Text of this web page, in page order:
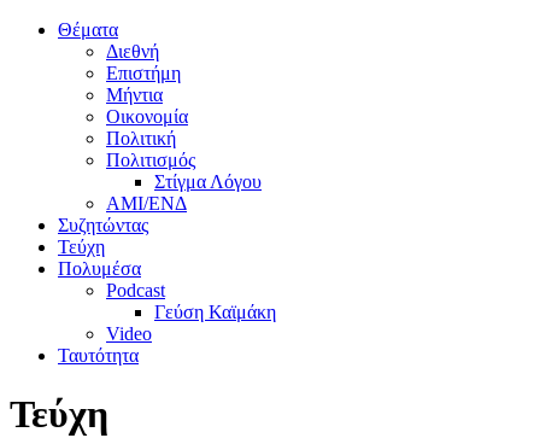
Θέματα
Διεθνή
Επιστήμη
Μήντια
Οικονομία
Πολιτική
Πολιτισμός
Στίγμα Λόγου
AMI/ΕΝΔ
Συζητώντας
Τεύχη
Πολυμέσα
Podcast
Γεύση Καϊμάκη
Video
Ταυτότητα
Τεύχη